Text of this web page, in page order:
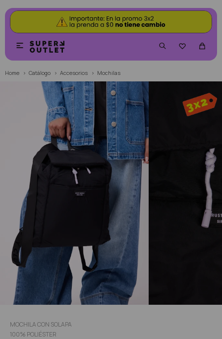


Home Catálogo Accesorios Mochilas
MOCHILA CON SOLAPA
100% POLIÉSTER